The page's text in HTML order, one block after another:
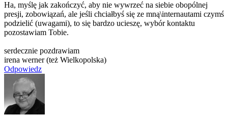
Ha, myślę jak zakończyć, aby nie wywrzeć na siebie obopólnej
presji, zobowiązań, ale jeśli chciałbyś się ze mną\internautami czymś
podzielić (uwagami), to się bardzo ucieszę, wybór kontaktu
pozostawiam Tobie.
serdecznie pozdrawiam
irena werner (też Wielkopolska)
Odpowiedz